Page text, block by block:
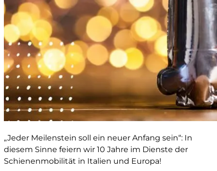
„Jeder Meilenstein soll ein neuer Anfang sein“: In
diesem Sinne feiern wir 10 Jahre im Dienste der
Schienenmobilität in Italien und Europa!